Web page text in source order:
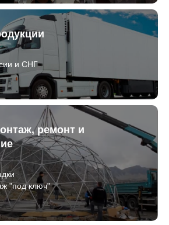
и СНГ
ремонт и
"под ключ"